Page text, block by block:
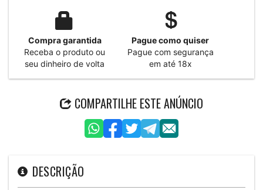
Compra garantida
Receba o produto ou
seu dinheiro de volta
Pague como quiser
Pague com segurança
em até 18x
COMPARTILHE ESTE ANÚNCIO
DESCRIÇÃO